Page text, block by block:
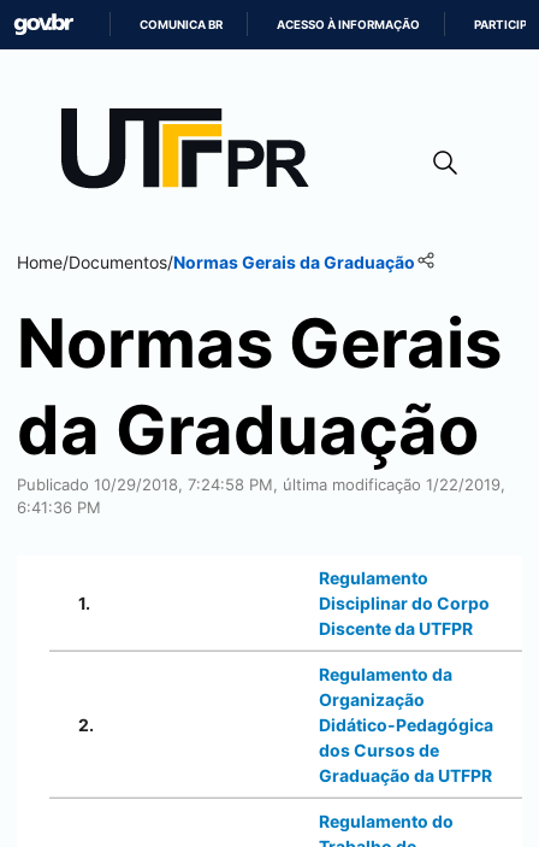
CONTEÚDO
COMUNICA BR ACESSO À INFORMAÇÃO PARTICIPE
Home/Documentos/Normas Gerais da Graduação
Normas Gerais
da Graduação
Publicado 10/29/2018, 7:24:58 PM, última modificação 1/22/2019,
6:41:36 PM
1.
Regulamento
Disciplinar do Corpo
Discente da UTFPR
2.
Regulamento da
Organização
Didático-Pedagógica
dos Cursos de
Graduação da UTFPR
Regulamento do